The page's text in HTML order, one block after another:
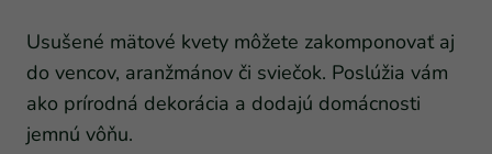
Usušené mätové kvety môžete zakomponovať aj
do vencov, aranžmánov či sviečok. Poslúžia vám
ako prírodná dekorácia a dodajú domácnosti
jemnú vôňu.